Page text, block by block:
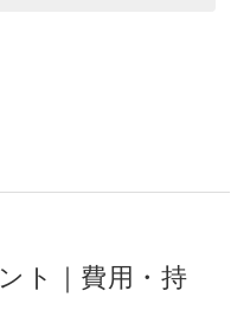
ト｜費用・持